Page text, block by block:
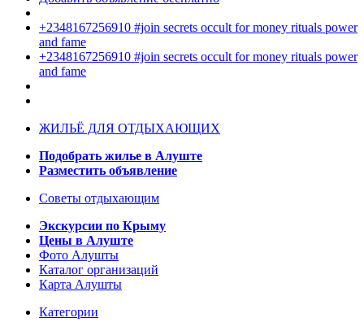
+2348167256910 #join secrets occult for money rituals power
and fame
+2348167256910 #join secrets occult for money rituals power
and fame
ЖИЛЬЁ ДЛЯ ОТДЫХАЮЩИХ
Подобрать жилье в Алуште
Разместить объявление
Советы отдыхающим
Экскурсии по Крыму
Цены в Алуште
Фото Алушты
Каталог организаций
Карта Алушты
Категории